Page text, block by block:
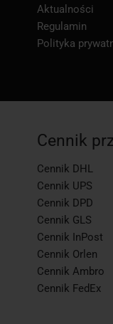
Aktualności
Regulamin
Polityka
Cennik
Cennik DHL
Cennik UPS
Cennik DPD
Cennik GLS
Cennik InPost
Cennik Orlen
Cennik Ambro
Cennik FedEx